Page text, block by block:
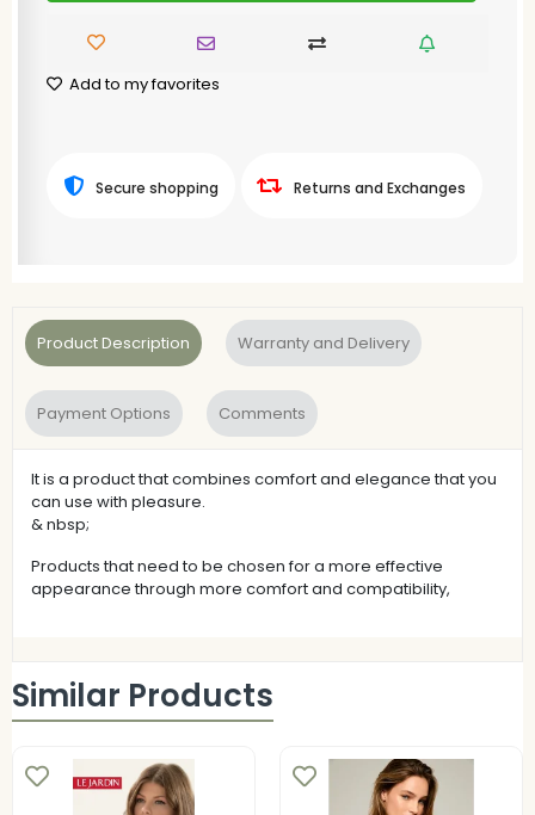
Add to my favorites
Secure shopping Returns and Exchanges
Product Description Warranty and Delivery
Payment Options Comments
It is a product that combines comfort and elegance that you
can use with pleasure.
& nbsp;
Products that need to be chosen for a more effective
appearance through more comfort and compatibility,
Similar Products